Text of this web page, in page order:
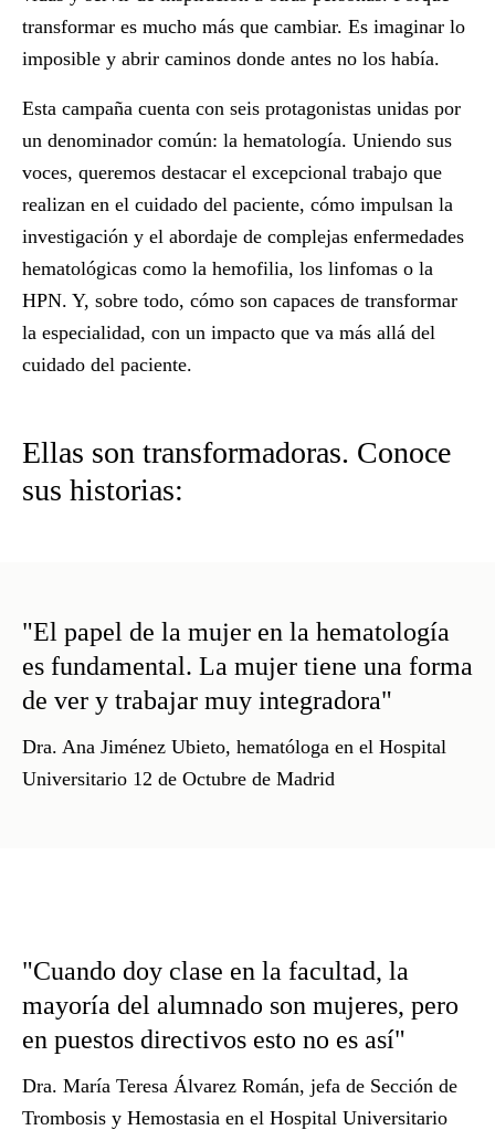
transformar es mucho más que cambiar. Es imaginar lo
imposible y abrir caminos donde antes no los había.
Esta campaña cuenta con seis protagonistas unidas por
un denominador común: la hematología. Uniendo sus
voces, queremos destacar el excepcional trabajo que
realizan en el cuidado del paciente, cómo impulsan la
investigación y el abordaje de complejas enfermedades
hematológicas como la hemofilia, los linfomas o la
HPN. Y, sobre todo, cómo son capaces de transformar
la especialidad, con un impacto que va más allá del
cuidado del paciente.
Ellas son transformadoras. Conoce
sus historias:
"El papel de la mujer en la hematología
es fundamental. La mujer tiene una forma
de ver y trabajar muy integradora"
Dra. Ana Jiménez Ubieto, hematóloga en el Hospital
Universitario 12 de Octubre de Madrid
"Cuando doy clase en la facultad, la
mayoría del alumnado son mujeres, pero
en puestos directivos esto no es así"
Dra. María Teresa Álvarez Román, jefa de Sección de
Trombosis y Hemostasia en el Hospital Universitario